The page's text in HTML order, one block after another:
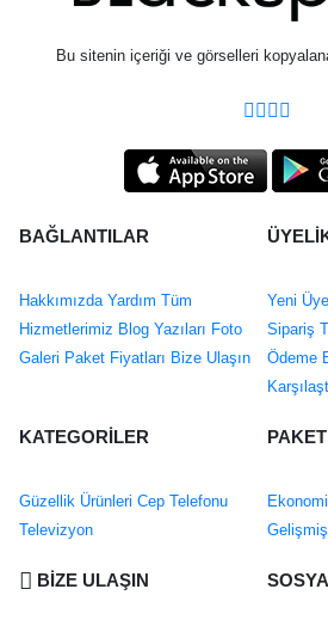
Bu sitenin içeriği ve görselleri
BAĞLANTILAR
HakkımızdaYardım Tüm
Hizmetlerimiz Blog Yazıları Foto
Galeri Paket Fiyatları Bize Ulaşın
Yeni
Sipariş
Ödeme
KATEGORİLER
Güzellik Ürünleri Cep Telefonu
Televizyon
BİZE ULAŞIN